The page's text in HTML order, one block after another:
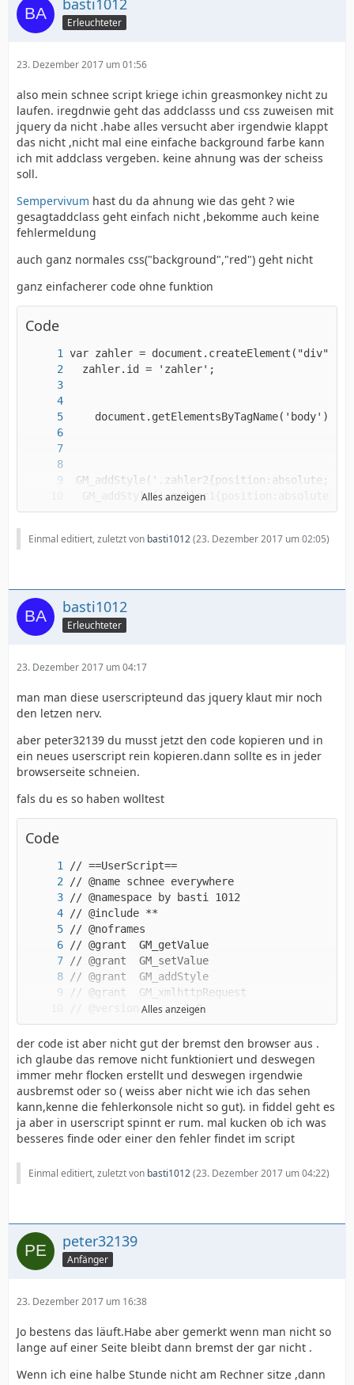
basti1012
Erleuchteter
23. Dezember 2017 um 01:56
also mein schnee script kriege ichin greasmonkey nicht zu
laufen. iregdnwie geht das addclasss und css zuweisen mit
jquery da nicht .habe alles versucht aber irgendwie klappt
das nicht ,nicht mal eine einfache background farbe kann
ich mit addclass vergeben. keine ahnung was der scheiss
soll.
Sempervivum hast du da ahnung wie das geht ? wie
gesagtaddclass geht einfach nicht ,bekomme auch keine
fehlermeldung
auch ganz normales css("background","red") geht nicht
ganz einfacherer code ohne funktion
Code
Alles anzeigen
Einmal editiert, zuletzt von basti1012(23. Dezember 2017 um 02:05)
basti1012
Erleuchteter
23. Dezember 2017 um 04:17
man man diese userscripteund das jquery klaut mir noch
den letzen nerv.
aber peter32139 du musst jetzt den code kopieren und in
ein neues userscript rein kopieren.dann sollte es in jeder
browserseite schneien.
fals du es so haben wolltest
Code
Alles anzeigen
der code ist aber nicht gut der bremst den browser aus .
ich glaube das remove nicht funktioniert und deswegen
immer mehr flocken erstellt und deswegen irgendwie
ausbremst oder so ( weiss aber nicht wie ich das sehen
kann,kenne die fehlerkonsole nicht so gut). in fiddel geht es
ja aber in userscript spinnt er rum. mal kucken ob ich was
besseres finde oder einer den fehler findet im script
Einmal editiert, zuletzt von basti1012(23. Dezember 2017 um 04:22)
peter32139
Anfänger
23. Dezember 2017 um 16:38
Jo bestens das läuft.Habe aber gemerkt wenn man nicht so
lange auf einer Seite bleibt dann bremst der gar nicht .
Wenn ich eine halbe Stunde nicht am Rechner sitze ,dann